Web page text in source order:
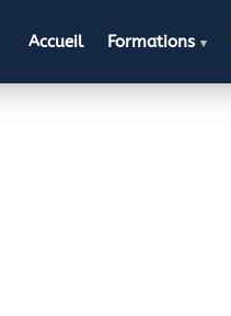
Accueil Formations ▾